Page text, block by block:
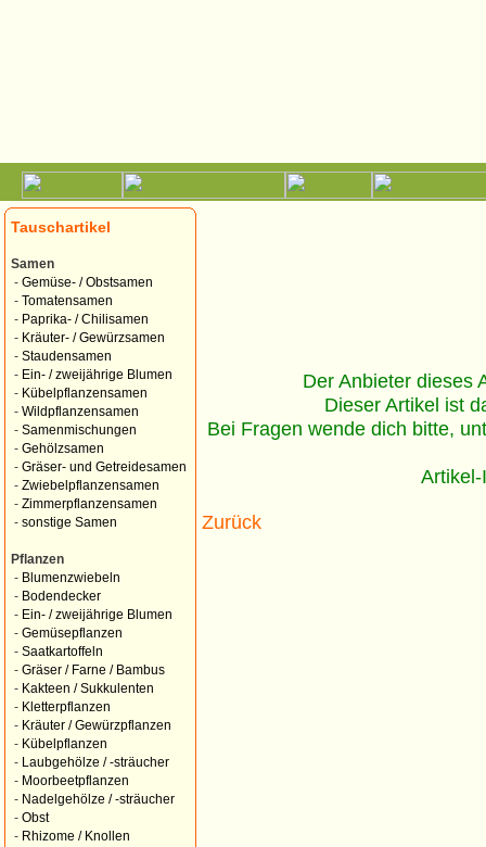
Tauschartikel
Samen
- Gemüse- / Obstsamen
- Tomatensamen
- Paprika- / Chilisamen
- Kräuter- / Gewürzsamen
- Staudensamen
- Ein- / zweijährige Blumen
- Kübelpflanzensamen
- Wildpflanzensamen
- Samenmischungen
- Gehölzsamen
- Gräser- und Getreidesamen
- Zwiebelpflanzensamen
- Zimmerpflanzensamen
- sonstige Samen
Pflanzen
- Blumenzwiebeln
- Bodendecker
- Ein- / zweijährige Blumen
- Gemüsepflanzen
- Saatkartoffeln
- Gräser / Farne / Bambus
- Kakteen / Sukkulenten
- Kletterpflanzen
- Kräuter / Gewürzpflanzen
- Kübelpflanzen
-
Laubgehölze / -sträucher
- Moorbeetpflanzen
- Nadelgehölze / -sträucher
- Obst
- Rhizome / Knollen
Der Anbieter dieses
Dieser Artikel ist
Bei Fragen wende dich bitte,
Zurück